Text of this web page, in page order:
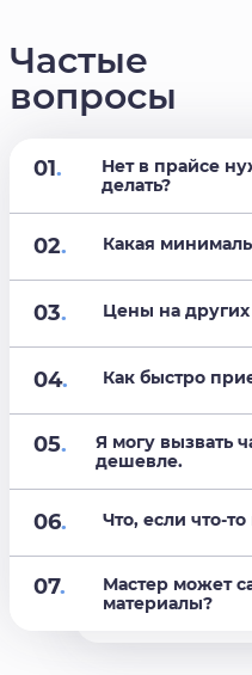
Частые
вопросы
01.
Нет в прайсе
делать?
02. Какая
03. Цены на
04. Как быстро
05.
Я могу вызвать
дешевле.
06. Что, если что-
07.
Мастер может
материалы?